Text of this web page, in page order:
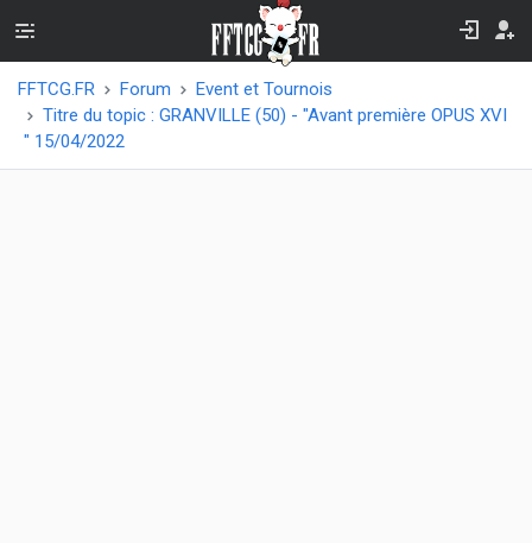
FFTCG.FR Forum
Event et Tournois
Titre du topic : GRANVILLE (50) - "Avant première OPUS XVI
" 15/04/2022